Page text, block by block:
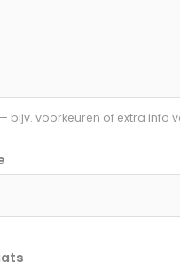
bijv. voorkeuren of extra info